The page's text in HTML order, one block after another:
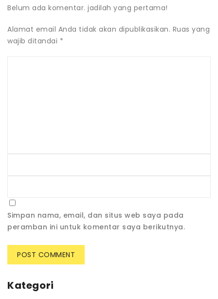
Kategori
Belum ada komentar. jadilah yang pertama!
Alamat email Anda tidak akan dipublikasikan. Ruas yang
wajib ditandai *
Simpan nama, email, dan situs web saya pada
peramban ini untuk komentar saya berikutnya.